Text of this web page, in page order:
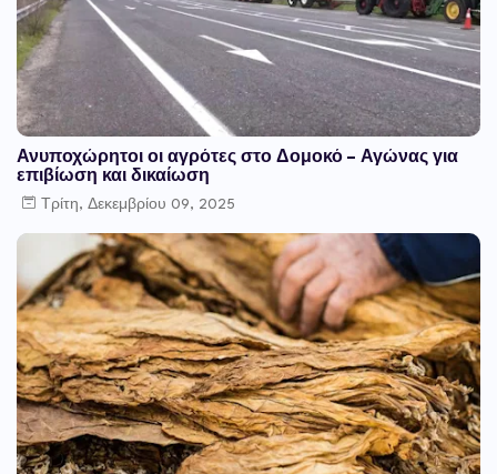
Ανυποχώρητοι οι αγρότες στο Δομοκό – Αγώνας για
επιβίωση και δικαίωση
Τρίτη, Δεκεμβρίου 09, 2025